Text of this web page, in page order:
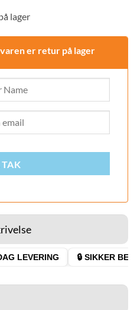
pris
var:
300,00 DKK.
lager
er retur på lager
TAK
LEVERING 🔒 SIKKER